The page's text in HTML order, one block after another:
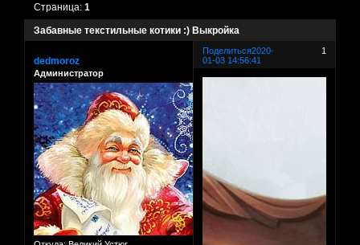
Забавные текстильные котики :) Выкройка
Страница:1
Поделиться 1
2020-
01-03 14:56:41
dedmoroz
Администратор